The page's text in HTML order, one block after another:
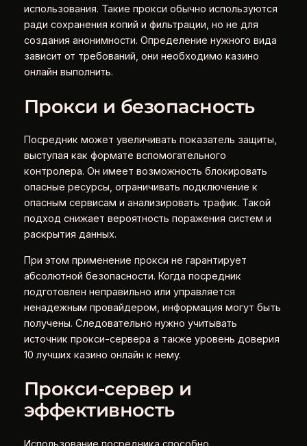
использования. Такие прокси обычно используются
ради сохранения копий и фильтрации, но не для
создания анонимности. Определение нужного вида
зависит от требований, они необходимо казино
онлайн выполнить.
Прокси и безопасность
Посредник может увеличивать показатель защиты,
выступая как формате вспомогательного
контролера. Он имеет возможность блокировать
опасные ресурсы, ограничивать подключение к
опасным сервисам и анализировать трафик. Такой
подход снижает вероятность поражения систем и
раскрытия данных.
При этом применение прокси не гарантирует
абсолютной безопасности. Когда посредник
подготовлен неправильно или управляется
ненадежным провайдером, информация могут быть
получены. Следовательно нужно учитывать
источник прокси-сервера а также уровень доверия
10 лучших казино онлайн к нему.
Прокси-сервер и
эффективность